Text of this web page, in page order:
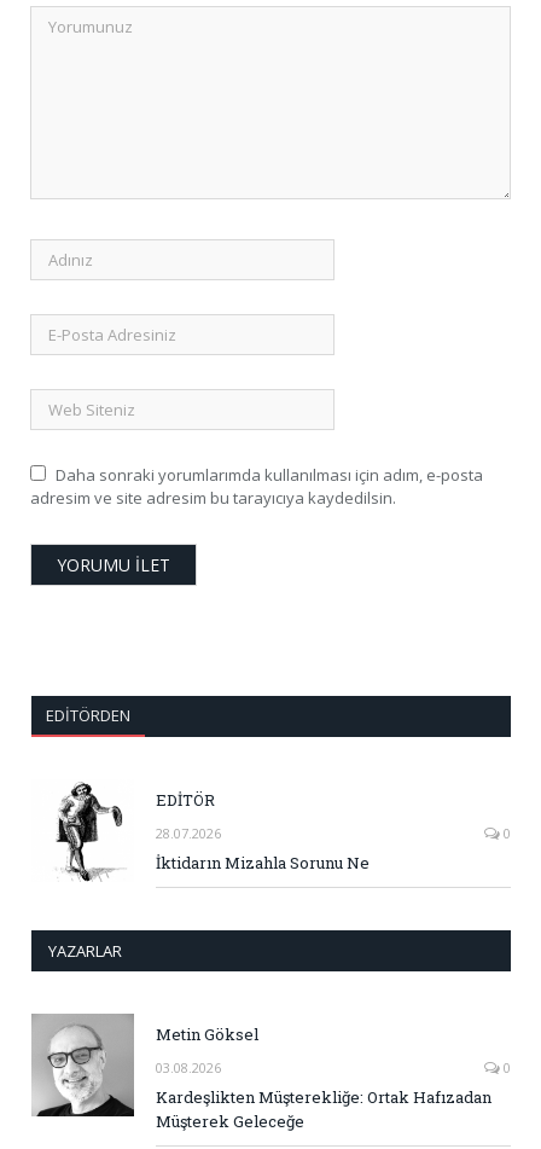
Daha sonraki yorumlarımda kullanılması için adım, e-posta
adresim ve site adresim bu tarayıcıya kaydedilsin.
EDITÖRDEN
EDİTÖR
28.07.2026 0
İktidarın Mizahla Sorunu Ne
YAZARLAR
Metin Göksel
03.08.2026 0
Kardeşlikten Müşterekliğe: Ortak Hafızadan
Müşterek Geleceğe